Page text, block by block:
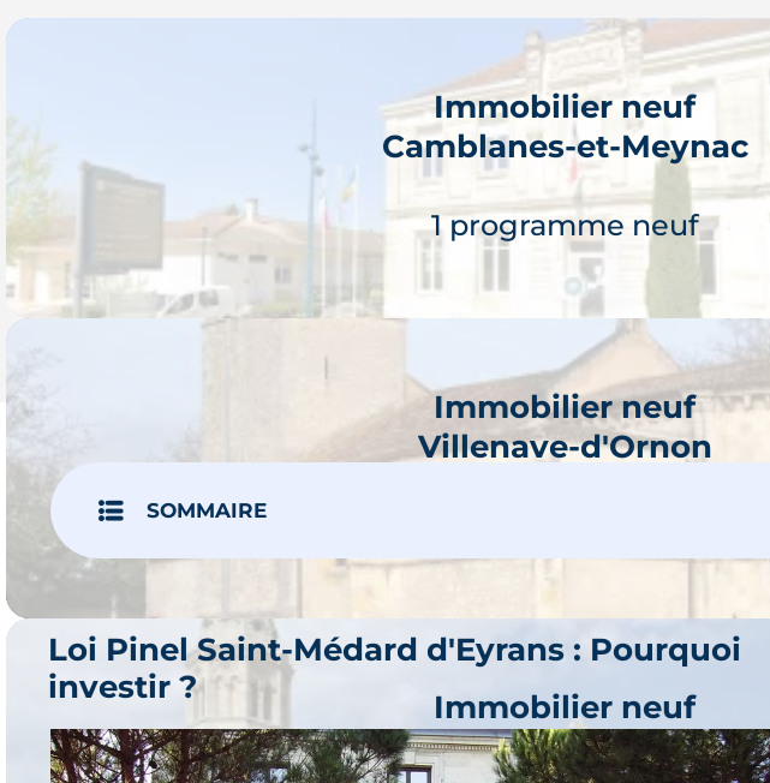
Immobilier neuf
Camblanes-et-Meynac
1 programme neuf
Je découvre
Immobilier neuf
Villenave-d'Ornon
Je découvre
Immobilier neuf
Léognan
SOMMAIRE
Loi Pinel Saint-Médard d'Eyrans : Pourquoi
investir ?